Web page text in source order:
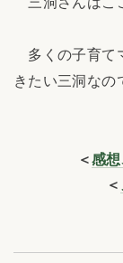
多くの子育て
きたい三洞なの
＜感
＜